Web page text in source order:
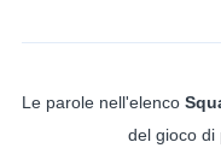
Le parole nell'elenco
del gioco di